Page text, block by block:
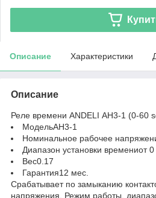
Описание Характеристики
Описание
Реле времени ANDELI АH3-1 (0-60
МодельAH3-1
Номинальное рабочее
Диапазон установки времениот
Вес0.17
Гарантия12 мес.
Срабатывает по замыканию
напряжения. Режим работы,